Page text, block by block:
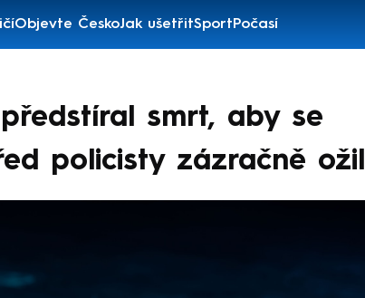
Objevte ČeskoJak ušetřitSportPočasí
smrt, aby se
policisty zázračně ožil